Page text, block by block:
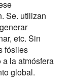
Se. utilizan
etc. Sin
fósiles
la atmósfera
global.